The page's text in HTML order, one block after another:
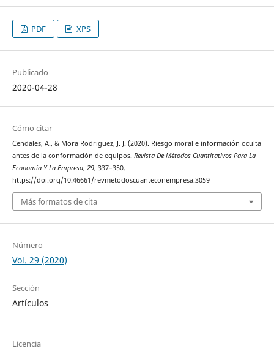
PDF XPS
Publicado
2020-04-28
Cómo citar
Cendales, A., & Mora Rodriguez, J. J. (2020). Riesgo moral e información oculta
antes de la conformación de equipos. Revista De Métodos Cuantitativos Para La
Economía Y La Empresa, 29, 337–350.
https://doi.org/10.46661/revmetodoscuanteconempresa.3059
Más formatos de cita
Número
Vol. 29 (2020)
Sección
Artículos
Licencia